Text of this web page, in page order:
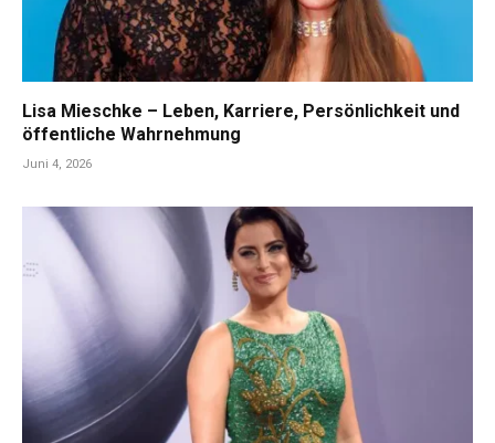
Lisa Mieschke – Leben, Karriere, Persönlichkeit und
öffentliche Wahrnehmung
Juni 4, 2026